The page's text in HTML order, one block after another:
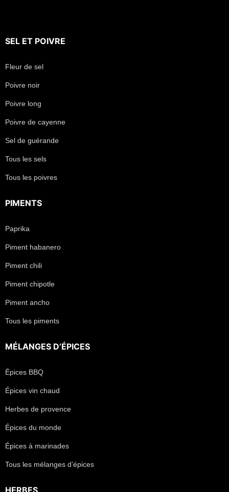
SEL ET POIVRE
Fleur de sel
Poivre noir
Poivre long
Poivre de cayenne
Sel de guérande
Tous les sels
Tous les poivres
PIMENTS
Paprika
Piment habanero
Piment chili
Piment chipotle
Piment ancho
Tous les piments
MÉLANGES D’ÉPICES
Épices BBQ
Épices vin chaud
Herbes de provence
Épices du monde
Épices à marinades
Tous les mélanges d’épices